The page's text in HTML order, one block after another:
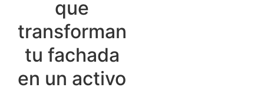
que
transforman
tu fachada
en un activo